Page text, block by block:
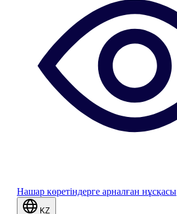
Нашар көретіндерге арналған нұсқасы
KZ